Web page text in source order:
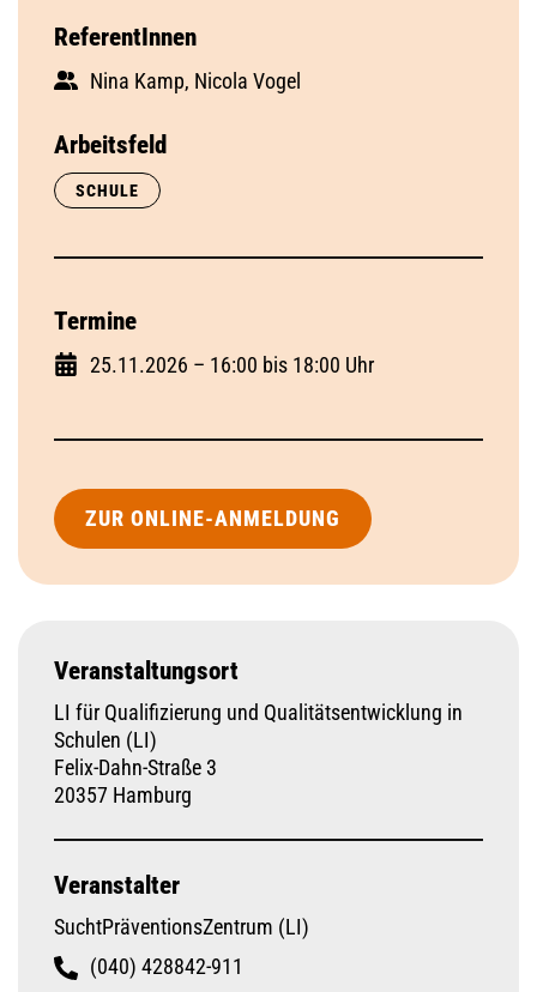
ReferentInnen
Nina Kamp, Nicola Vogel
Arbeitsfeld
SCHULE
Termine
25.11.2026 – 16:00 bis 18:00 Uhr
ZUR ONLINE-ANMELDUNG
Veranstaltungsort
LI für Qualifizierung und Qualitätsentwicklung in
Schulen (LI)
Felix-Dahn-Straße 3
20357 Hamburg
Veranstalter
SuchtPräventionsZentrum (LI)
(040) 428842-911